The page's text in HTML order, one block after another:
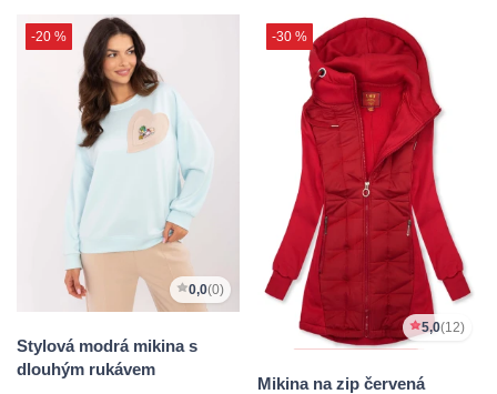
-20 %
0,0(0)
Stylová modrá mikina s
dlouhým rukávem
-30 %
5,0(12)
Mikina na zip červená